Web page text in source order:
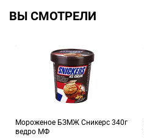
ВЫ СМОТРЕЛИ
Мороженое БЗМЖ Сникерс 340г
ведро МФ